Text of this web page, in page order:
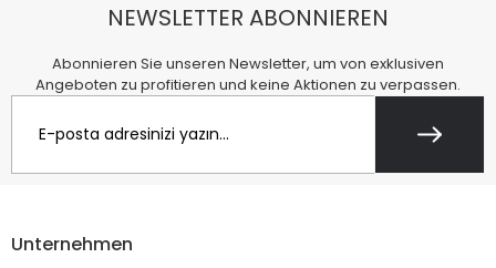
NEWSLETTER ABONNIEREN
Abonnieren Sie unseren Newsletter, um von exklusiven
Angeboten zu profitieren und keine Aktionen zu verpassen.
Unternehmen